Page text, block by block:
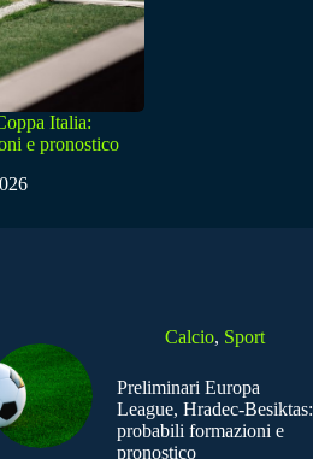
Italia:
e pronostico
Calcio, Sport
Preliminari Europa
League, Hradec-Besiktas:
probabili formazioni e
pronostico